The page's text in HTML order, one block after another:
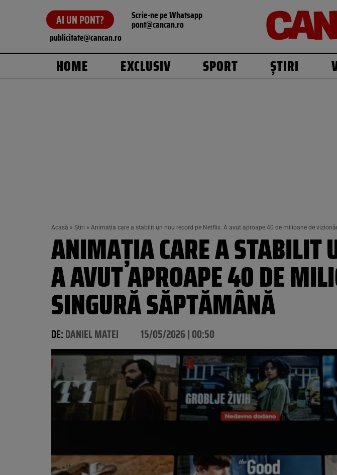
AI UN PONT? Scrie-ne pe Whatsapp
pont@cancan.ro
publicitate@cancan.ro
HOME EXCLUSIV SPORT ȘTIRI
Acasă » Știri » Animația care a stabilit un nou record pe Netflix. A avut aproape 40 de milioane de
ANIMAȚIA CARE A STABILIT
A AVUT APROAPE 40 DE
SINGURĂ SĂPTĂMÂNĂ
DE:DANIEL MATEI 15/05/2026 | 00:50